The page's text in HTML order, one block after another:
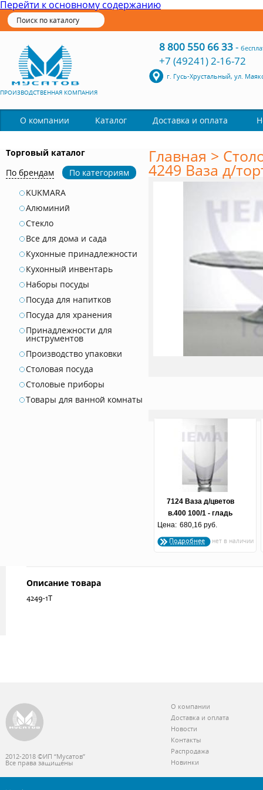
Перейти к основному содержанию
ПРОИЗВОДСТВЕННАЯ КОМПАНИЯ
8 800 550 66 33-
+7 (49241) 2-16-72
г. Гусь-Хрустальный, ул.
О компании Каталог Доставка и оплата
Торговый каталог
По брендам
По категориям
KUKMARA
Алюминий
Стекло
Все для дома и сада
Кухонные принадлежности
Кухонный инвентарь
Наборы посуды
Посуда для напитков
Посуда для хранения
Принадлежности для
инструментов
Производство упаковки
Столовая посуда
Столовые приборы
Товары для ванной комнаты
Главная >
4249 Ваза д/
7124 Ваза д/цветов
в.400 100/1 - гладь
холодная отрезка
Цена: 680,16 руб.
Подробнее
Описание товара
4249-1Т
2012-2018 ©ИП “Мусатов”
Все права защищены
О компании
Доставка и оплата
Новости
Контакты
Распродажа
Новинки